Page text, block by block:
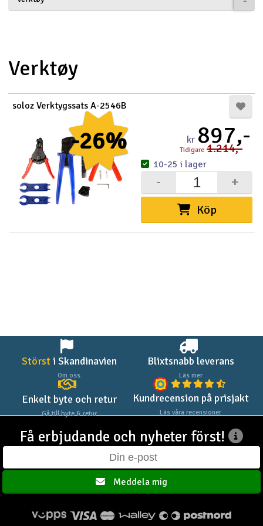
Drönare för FPV
Flygplan
Helikopter
Kamerautrustning
Modellbygg- och byggsatser
Raketer
Scooter & elfordon
Smarthem, lek och hobby
Solenergi
Verktyg, utrustning och tillbehör
Presentkort
Verktøy
-26%
soloz Verktygssats A-2546B
kr 897,-
Tidigare 1.214,-
Köp
+
-
10-25 i lager
Störsti Skandinavien
Om oss
Blixtsnabb leverans
Läs mer
Enkelt byte och retur
Gå till byte & retur
Kundrecension på prisjakt
Läs våra recensioner
Få erbjudande och nyheter först!
Meddela mig